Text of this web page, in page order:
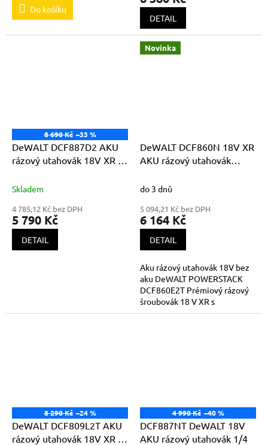
5,0
hvězdiček.
Do košíku
DETAIL
8 690 Kč –33 %
DeWALT DCF887D2 AKU
rázový utahovák 18V XR Li-
Skladem
4 785,12 Kč bez DPH
5 790 Kč
DETAIL
Novinka
DeWALT DCF860N 18V XR
AKU rázový utahovák
nabíječky
do 3 dnů
5 094,21 Kč bez DPH
6 164 Kč
DETAIL
Aku rázový utahovák 18V bez
aku DeWALT POWERSTACK
DCF860E2T Prémiový rázový
šroubovák 18 V XR s
bezuhlíkovým motorem Nízká
8 290 Kč –24 %
DeWALT DCF809L2T AKU
rázový utahovák 18V XR Li-
4 990 Kč –40 %
DCF887NT DeWALT 18V
AKU rázový utahovák 1/4